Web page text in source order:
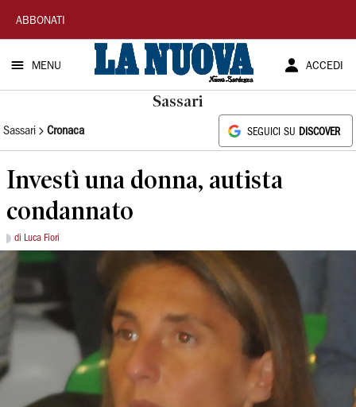
La
Nuova
Sardegna
ABBONATI
MENU ACCEDI
Sassari
Sassari Cronaca SEGUICI SU DISCOVER
Investì una donna, autista
condannato
di Luca Fiori